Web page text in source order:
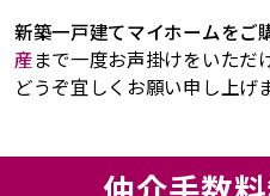
新築一戸建てマイホームをご
産まで一度お声掛けをいただ
どうぞ宜しくお願い申し上げ